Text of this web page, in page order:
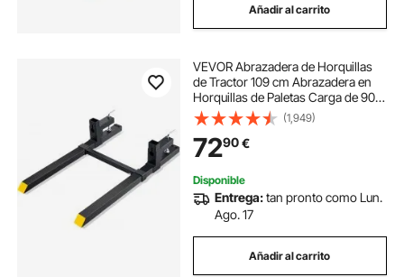
Añadir al carrito
VEVOR Abrazadera de Horquillas
de Tractor 109 cm Abrazadera en
Horquillas de Paletas Carga de 907
kg Barra Estabilizadora Ajustable
Horquilla de Paletas para Carretilla
Elevadora con Pala Cargadora
(1,949)
7290€
Disponible
Entrega:tan pronto como Lun.
Ago. 17
Añadir al carrito